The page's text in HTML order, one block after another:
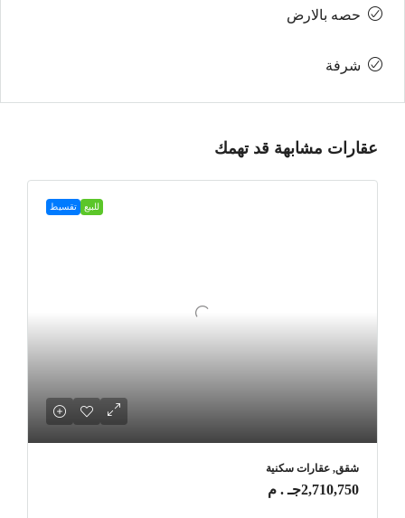
حصه بالارض
شرفة
عقارات مشابهة قد تهمك
للبيع تقسيط
شقق, عقارات سكنية
2,710,750جـ . م